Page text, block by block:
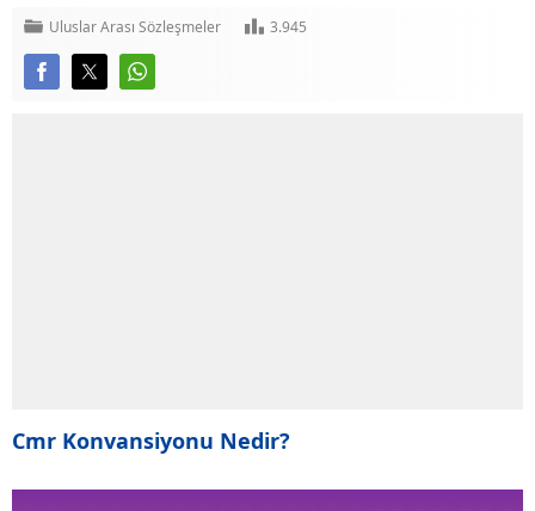
Uluslar Arası Sözleşmeler 3.945
Cmr Konvansiyonu Nedir?